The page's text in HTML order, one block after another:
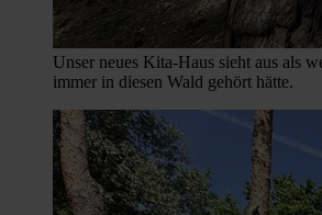
Unser neues Kita-Haus sieht aus als
immer in diesen Wald gehört hätte.